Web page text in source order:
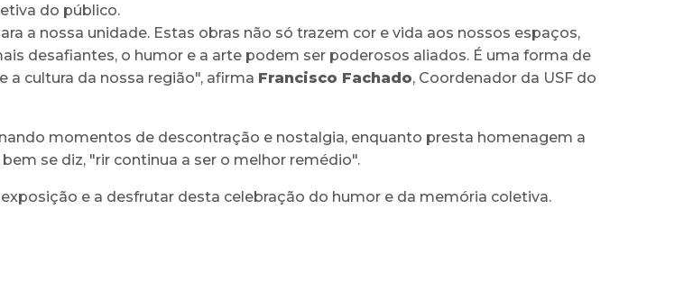
do público.
a nossa unidade. Estas obras não só trazem cor e vida aos nossos espaços,
desafiantes, o humor e a arte podem ser poderosos aliados. É uma forma de
a cultura da nossa região", afirma Francisco Fachado, Coordenador da USF do
momentos de descontração e nostalgia, enquanto presta homenagem a
se diz, "rir continua a ser o melhor remédio".
e a desfrutar desta celebração do humor e da memória coletiva.